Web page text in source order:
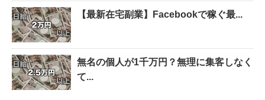
【最新在宅副業】Facebookで稼ぐ最...
無名の個人が1千万円？無理に集客しなく
て...